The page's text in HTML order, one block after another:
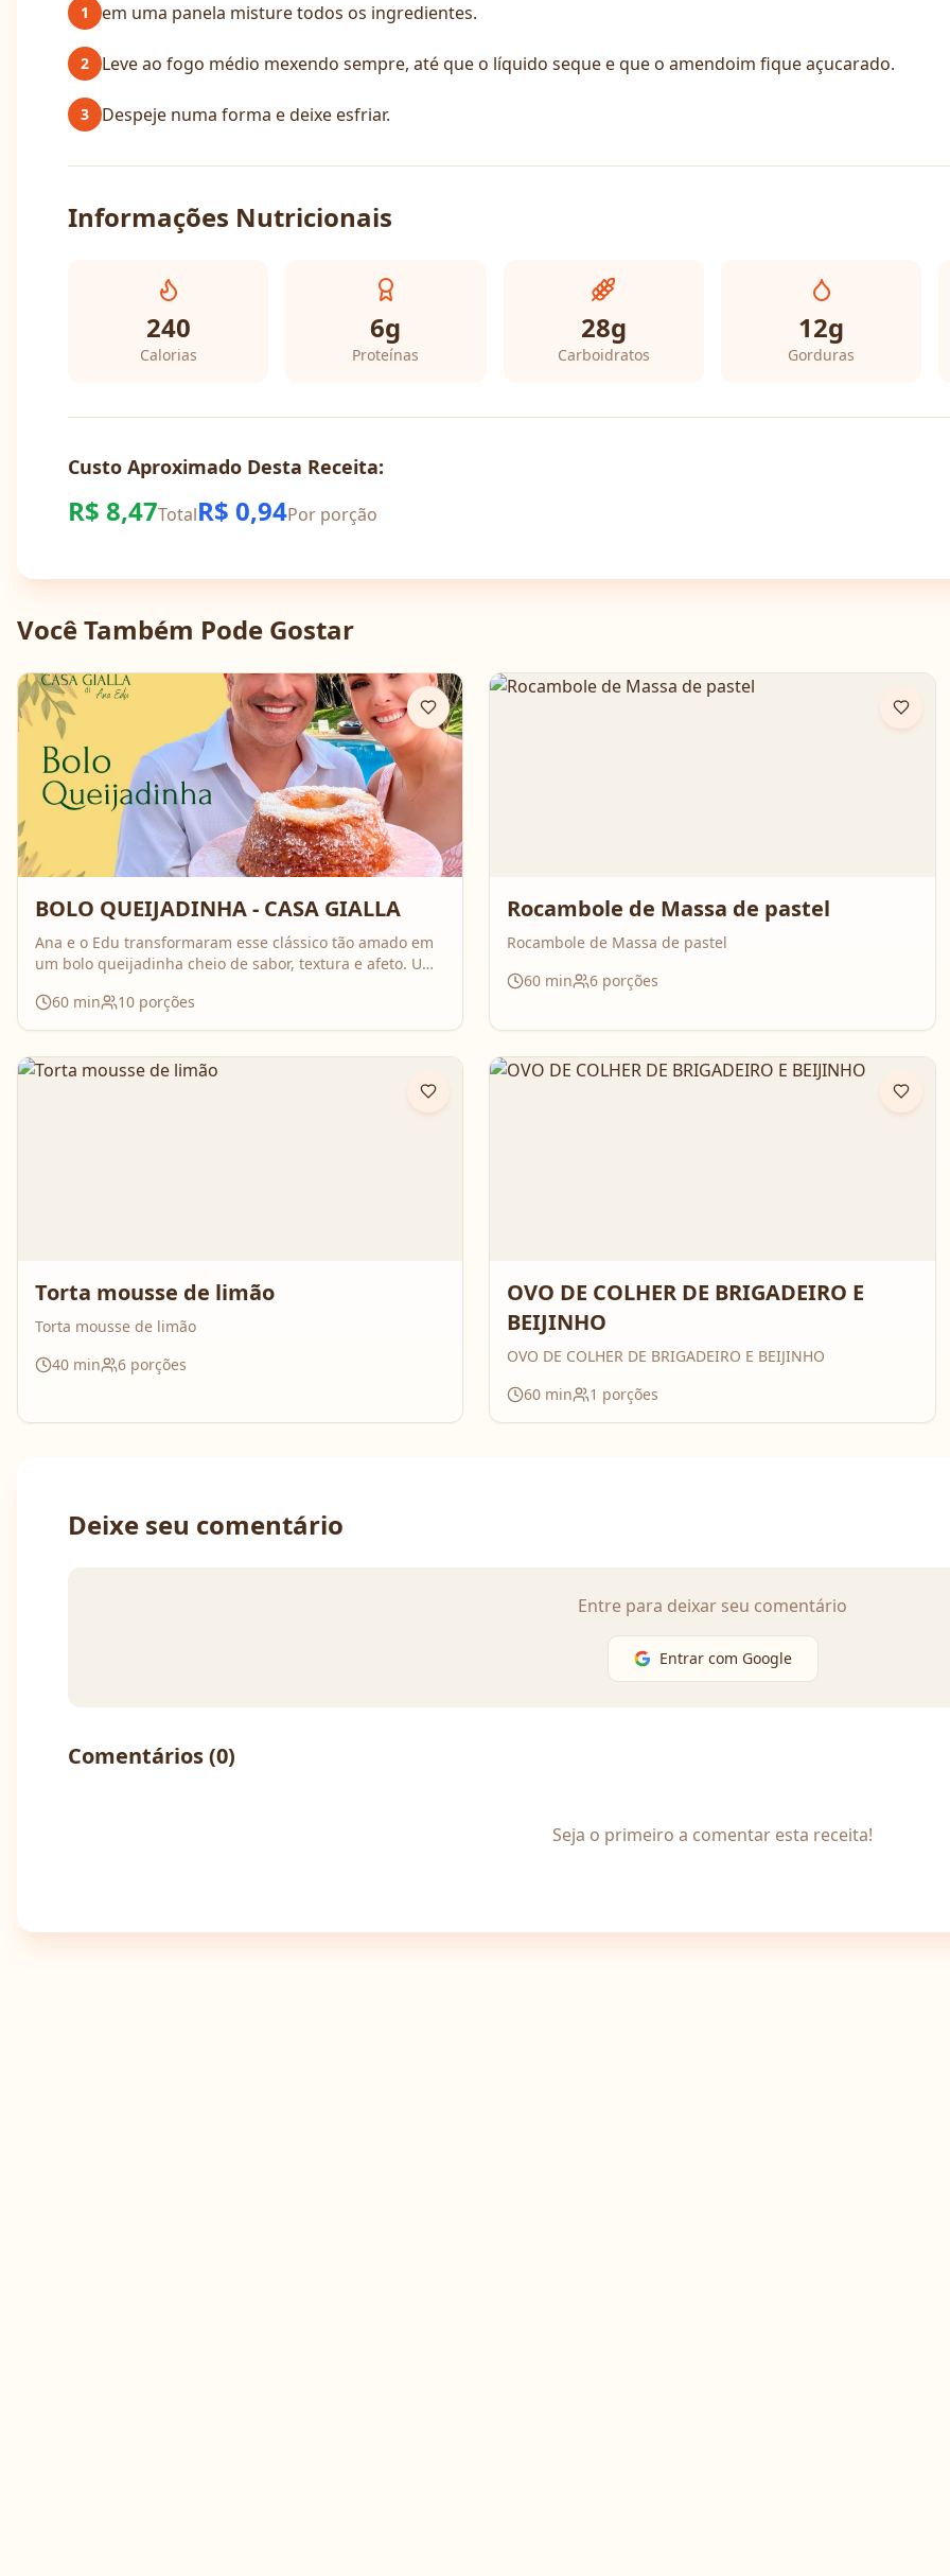
1 em uma panela misture todos os ingredientes.
2 Leve ao fogo médio mexendo sempre, até que o líquido seque e que o amendoim fique açucarado.
3 Despeje numa forma e deixe esfriar.
Informações Nutricionais
240
Calorias
6g
Proteínas
28g
Carboidratos
12g
Gorduras
Custo Aproximado Desta Receita:
R$ 8,47TotalR$ 0,94Por porção
Você Também Pode Gostar
BOLO QUEIJADINHA - CASA GIALLA
Ana e o Edu transformaram esse clássico tão amado em
um bolo queijadinha cheio de sabor, textura e afeto. Uma
surpreende no resultado e perfuma a casa inteira
enquanto assa. Aperte o play, acompanhe o passo a
impossível de resistir 💛
60 min 10 porções
Rocambole de Massa de pastel
Rocambole de Massa de pastel
60 min 6 porções
Torta mousse de limão
Torta mousse de limão
40 min 6 porções
OVO DE COLHER DE BRIGADEIRO E
BEIJINHO
OVO DE COLHER DE BRIGADEIRO E BEIJINHO
60 min 1 porções
Deixe seu comentário
Entre para deixar seu comentário
Entrar com Google
Comentários (0)
Seja o primeiro a comentar esta receita!